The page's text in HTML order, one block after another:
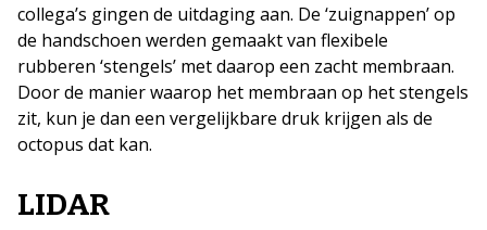
collega’s gingen de uitdaging aan. De ‘zuignappen’ op
de handschoen werden gemaakt van flexibele
rubberen ‘stengels’ met daarop een zacht membraan.
Door de manier waarop het membraan op het stengels
zit, kun je dan een vergelijkbare druk krijgen als de
octopus dat kan.
LIDAR